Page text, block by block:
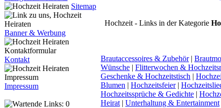
Sitemap
Banner & Werbung
Kontakt
Impressum
Hochzeit - Links in der Kategorie
Brautaccessoires & Zubehör|
Wünsche | Flitterwochen &
Geschenke & Hochzeitstisch |
Blumen | Hochzeitsfeier|
Hochzeitssprüche & Gedichte |
Heirat| Unterhaltung & Entertainment